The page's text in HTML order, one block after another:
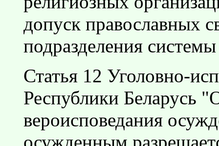
допуск православных
подразделения
Статья 12 Уголовно-
Республики Беларусь
вероисповедания
осужденным